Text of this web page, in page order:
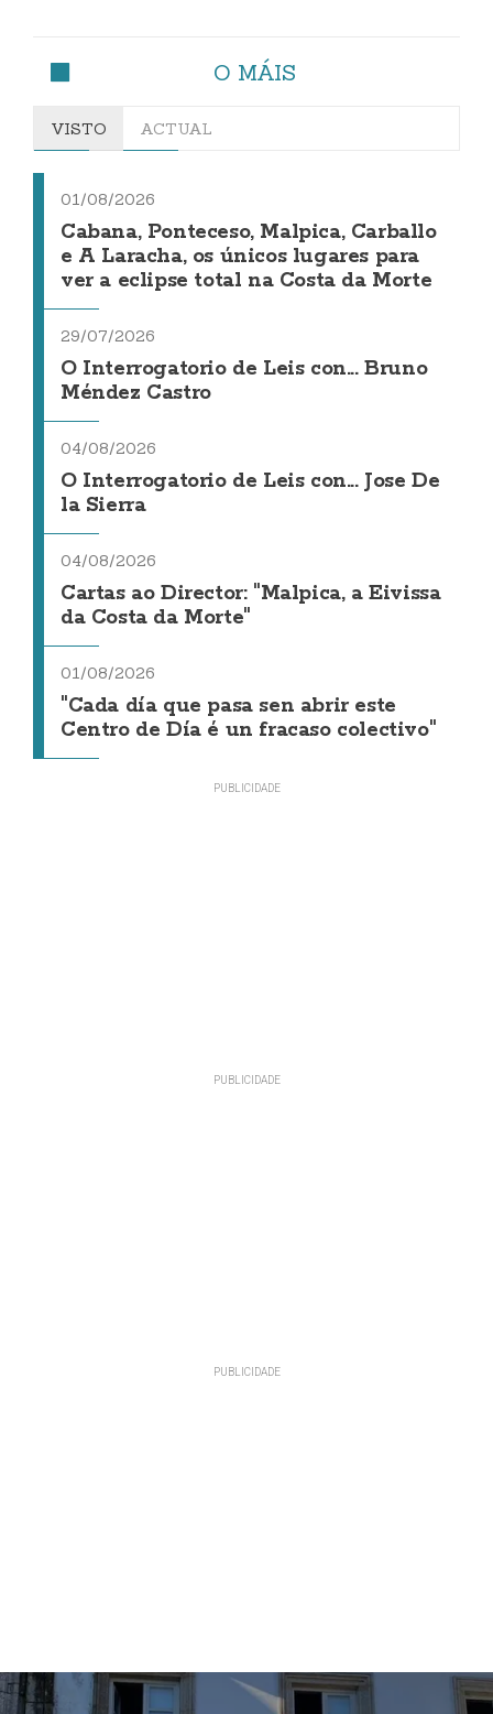
O MÁIS
VISTO ACTUAL
01/08/2026
Cabana, Ponteceso, Malpica, Carballo
e A Laracha, os únicos lugares para
ver a eclipse total na Costa da Morte
29/07/2026
O Interrogatorio de Leis con... Bruno
Méndez Castro
04/08/2026
O Interrogatorio de Leis con... Jose De
la Sierra
04/08/2026
Cartas ao Director: "Malpica, a Eivissa
da Costa da Morte"
01/08/2026
"Cada día que pasa sen abrir este
Centro de Día é un fracaso colectivo"